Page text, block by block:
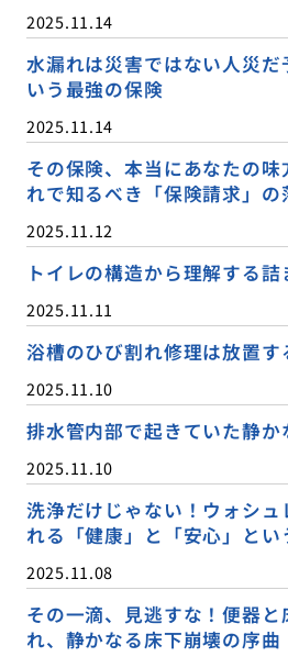
2025.11.14
水漏れは災害ではない人災
いう最強の保険
2025.11.14
その保険、本当にあなたの
れで知るべき「保険請求」の
2025.11.12
トイレの構造から理解する
2025.11.11
浴槽のひび割れ修理は放置
2025.11.10
排水管内部で起きていた静か
2025.11.10
洗浄だけじゃない！ウォシ
れる「健康」と「安心」とい
2025.11.08
その一滴、見逃すな！便器
れ、静かなる床下崩壊の序曲